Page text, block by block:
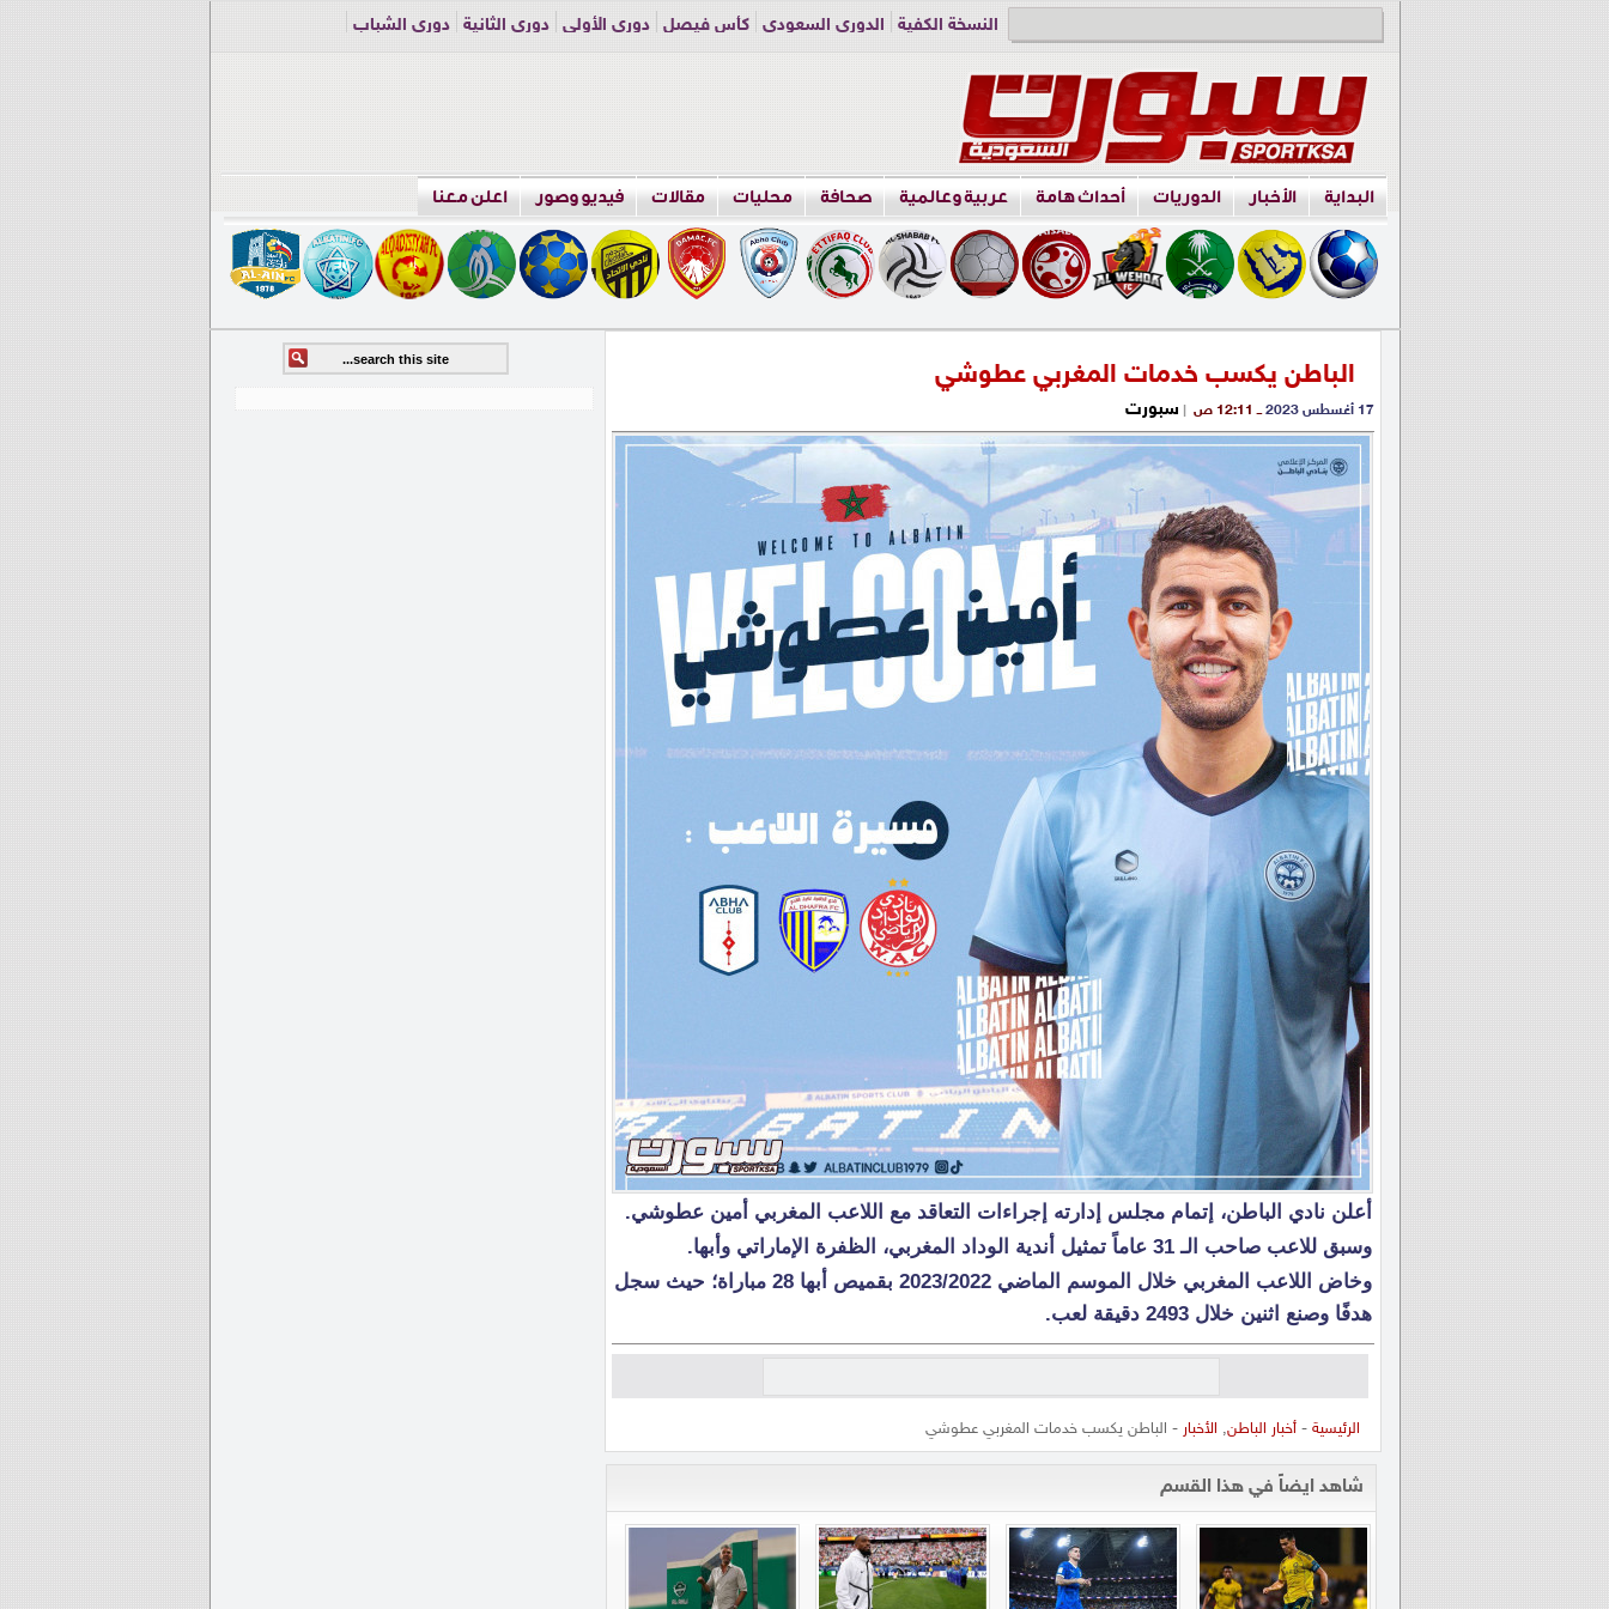
النسخة الكفية الدوري السعودي كأس فيصل دوري الأولى دوري الثانية
دوري الشباب
البداية الأخبار الدوريات أحداث هامة عربية وعالمية صحافة محليات مقالات فيديو وصور اعلن معنا
الباطن يكسب خدمات المغربي عطوشي
17 أغسطس 2023 ــ 12:11 ص | سبورت
أعلن نادي الباطن، إتمام مجلس إدارته إجراءات التعاقد مع اللاعب المغربي أمين عطوشي.
وسبق للاعب صاحب الـ 31 عاماً تمثيل أندية الوداد المغربي، الظفرة الإماراتي وأبها.
وخاض اللاعب المغربي خلال الموسم الماضي 2023/2022 بقميص أبها 28 مباراة؛ حيث سجل
هدفًا وصنع اثنين خلال 2493 دقيقة لعب.
الرئيسية -أخبار الباطن, الأخبار - الباطن يكسب خدمات المغربي عطوشي
شاهد ايضاً في هذا القسم